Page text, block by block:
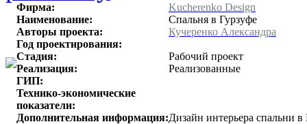
Фирма:
Kucherenko Design
Наименование:
Спальня в Гурзуфе
Авторы проекта:
Кучеренко Александра
Год проектирования:
Стадия:
Рабочий проект
Реализация:
Реализованные
ГИП:
Технико-экономические
показатели:
Дополнительная информация:Дизайн интерьера спальни